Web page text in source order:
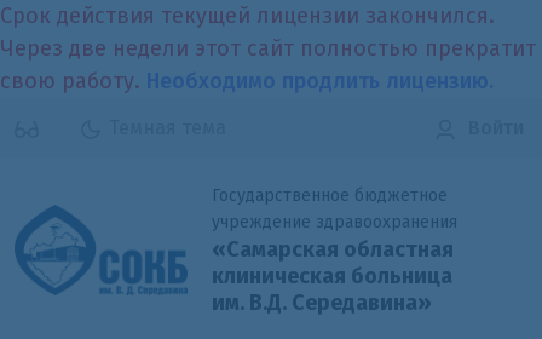
Срок действия текущей лицензии закончился.
Через две недели этот сайт полностью прекратит
свою работу.
Государственное бюджетное
учреждение здравоохранения
«Самарская областная
клиническая больница
им. В.Д. Середавина»